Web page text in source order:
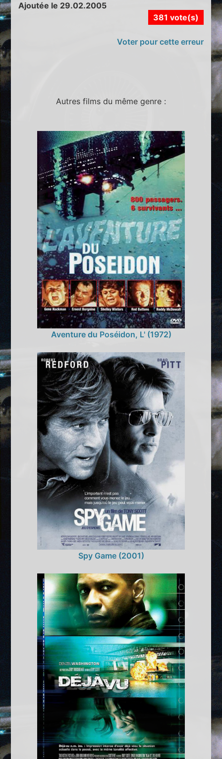
Ajoutée le 29.02.2005
381 vote(s)
Voter pour cette erreur
Autres films du même genre :
Aventure du Poséidon, L' (1972)
Spy Game (2001)